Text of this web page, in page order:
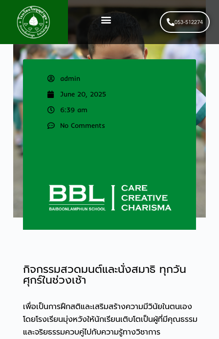
053-512274
admin
June 20, 2025
6:39 am
No Comments
กิจกรรมสวดมนต์และนั่งสมาธิ ทุกวัน
ศุกร์ในช่วงเช้า
เพื่อเป็นการฝึกสติและเสริมสร้างความมีวินัยในตนเอง
โดยโรงเรียนมุ่งหวังให้นักเรียนเติบโตเป็นผู้ที่มีคุณธรรม
และจริยธรรมควบคู่ไปกับความรู้ทางวิชาการ